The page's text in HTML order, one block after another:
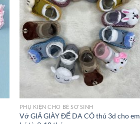
PHỤ KIỆN CHO BÉ SƠ SINH
Vớ GIẢ GIÀY ĐỂ DA CÓ thú 3d cho em